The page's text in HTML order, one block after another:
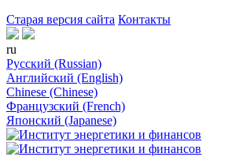
Старая версия сайта Контакты
ru
Русский (Russian)
Английский (English)
Chinese (Chinese)
Французский (French)
Японский (Japanese)